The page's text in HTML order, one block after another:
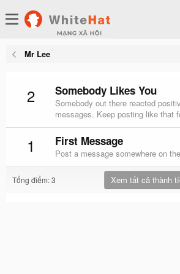
Mr Lee
2 Somebody Likes You
Somebody out there reacted
messages. Keep posting like that
1 First Message
Post a message somewhere on
Tổng điểm: 3 Xem tất cả thành